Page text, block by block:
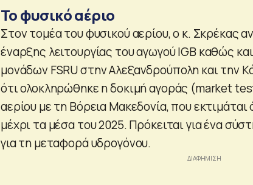
Το φυσικό αέριο
Στον τομέα του φυσικού αερίου, ο κ. Σκρέκας
έναρξης λειτουργίας του αγωγού IGB καθώς
μονάδων FSRU στην Αλεξανδρούπολη και την
ότι ολοκληρώθηκε η δοκιμή αγοράς (market
αερίου με τη Βόρεια Μακεδονία, που εκτιμάται
μέχρι τα μέσα του 2025. Πρόκειται για ένα
για τη μεταφορά υδρογόνου.